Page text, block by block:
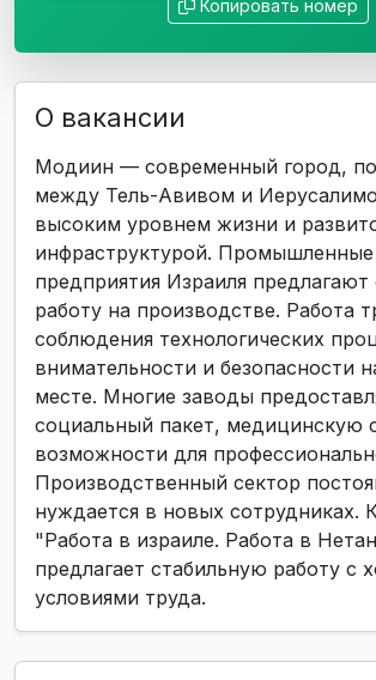
Копировать номер
О вакансии
Модиин — современный город,
между Тель-Авивом и
высоким уровнем жизни и
инфраструктурой. Промышленные
предприятия Израиля предлагают
работу на производстве. Работа
соблюдения технологических
внимательности и безопасности
месте. Многие заводы
социальный пакет, медицинскую
возможности для
Производственный сектор
нуждается в новых сотрудниках.
"Работа в израиле. Работа в
предлагает стабильную работу с
условиями труда.